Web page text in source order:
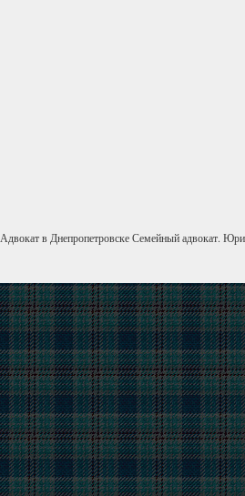
Адвокат в ДнепропетровскеСемейный адвокат.